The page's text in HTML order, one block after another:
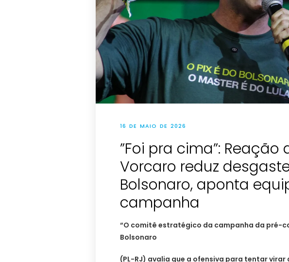
16 DE MAIO DE 2026
”Foi pra cima”: Reação
Vorcaro reduz
Bolsonaro, aponta
campanha
“O comitê estratégico da campanha da pré-
Bolsonaro
(PL-RJ) avalia que a ofensiva para tentar